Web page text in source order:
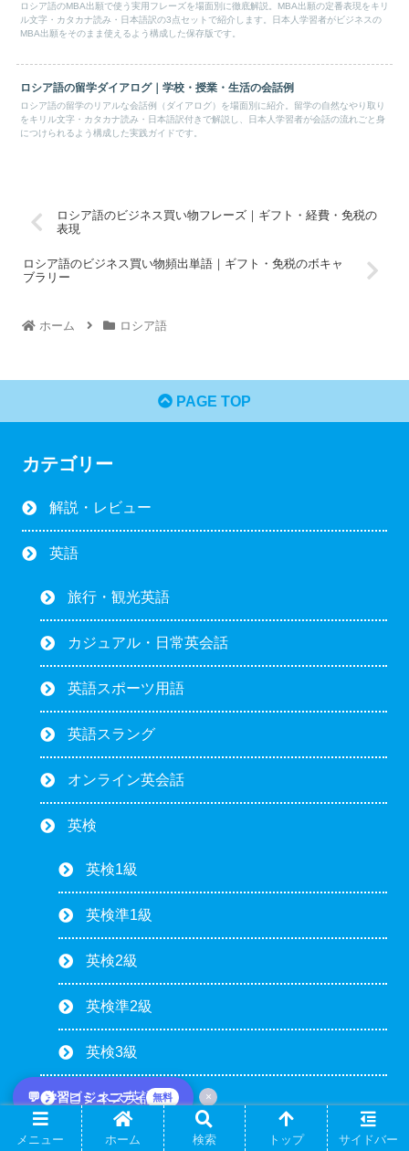
💬 学習コミュニティ 無料 ×
ロシア語のMBA出願で使う実用フレーズを場面別に徹底解説。MBA出願の定番表現をキリ
ル文字・カタカナ読み・日本語訳の3点セットで紹介します。日本人学習者がビジネスの
MBA出願をそのまま使えるよう構成した保存版です。
ロシア語の留学ダイアログ｜学校・授業・生活の会話例
ロシア語の留学のリアルな会話例（ダイアログ）を場面別に紹介。留学の自然なやり取り
をキリル文字・カタカナ読み・日本語訳付きで解説し、日本人学習者が会話の流れごと身
につけられるよう構成した実践ガイドです。
ロシア語のビジネス買い物フレーズ｜ギフト・経費・免税の
表現
ロシア語のビジネス買い物頻出単語｜ギフト・免税のボキャ
ブラリー
ホーム ロシア語
PAGE TOP
カテゴリー
解説・レビュー
英語
旅行・観光英語
カジュアル・日常英会話
英語スポーツ用語
英語スラング
オンライン英会話
英検
英検1級
英検準1級
英検2級
英検準2級
英検3級
ビジネス英語
AI・ツール活用
メニュー ホーム 検索 トップ サイドバー